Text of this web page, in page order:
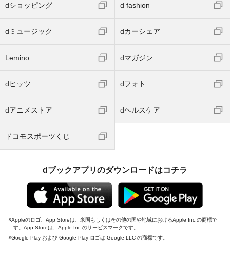
dショッピング d fashion
dミュージック dカーシェア
Lemino dマガジン
dヒッツ dフォト
dアニメストア dヘルスケア
ドコモスポーツくじ
dブックアプリのダウンロードはコチラ
Appleのロゴ、App Storeは、米国もしくはその他の国や地域におけるApple Inc.の商標で
す。App Storeは、Apple Inc.のサービスマークです。
Google Play および Google Play ロゴは Google LLC の商標です。